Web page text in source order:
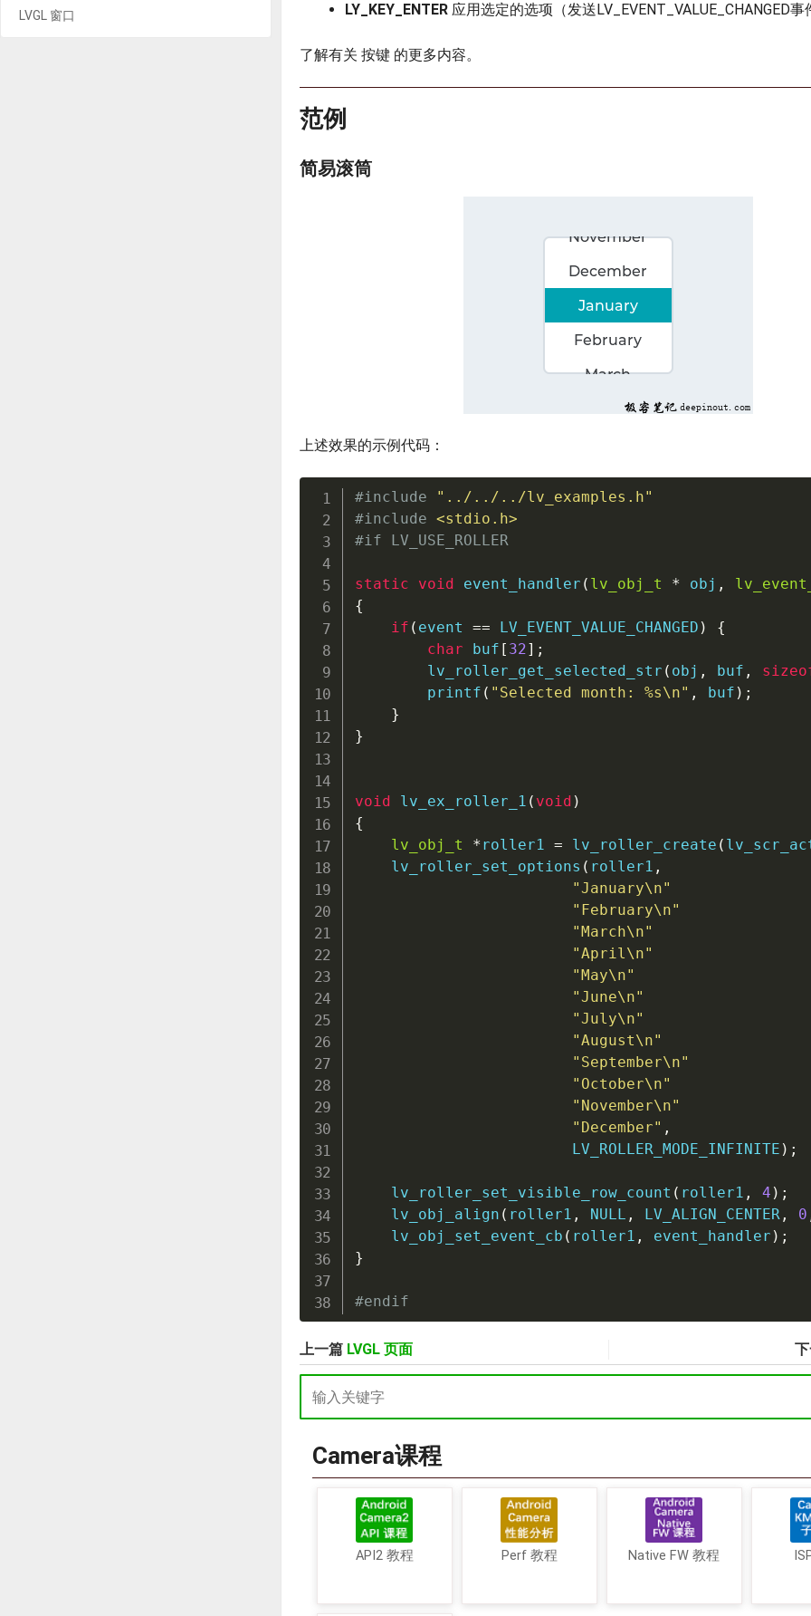
LY_KEY_ENTER 应用选定的选项（发送LV_EVENT_VALUE_CHANGED事
了解有关 按键 的更多内容。
范例
简易滚筒
上述效果的示例代码：
#include
"../../../lv_examples.h"
#include <stdio.h>
#if LV_USE_ROLLER
static void event_handler ( lv_obj_t * obj ,
{
if ( event == LV_EVENT_VALUE_CHANGED )
{
char buf [ 32] ;
lv_roller_get_selected_str ( obj , buf ,
printf ( "Selected month: %s\n" , buf ) ;
}
}
void lv_ex_roller_1 ( void )
{
lv_obj_t
*roller1 = lv_roller_create (
lv_roller_set_options ( roller1 ,
"January\n"
"February\n"
"March\n"
"April\n"
"May\n"
"June\n"
"July\n"
"August\n"
"September\n"
"October\n"
"November\n"
"December" ,
                        LV_ROLLER_MODE_INFINITE
) ;
lv_roller_set_visible_row_count ( roller1 , 4 ) ;
lv_obj_align ( roller1 , NULL , LV_ALIGN_CENTER, 0
lv_obj_set_event_cb ( roller1 , event_handler ) ;
}
#endif
上一篇 LVGL 页面
Camera课程
API2 教程 Perf 教程 Native FW 教程
LVGL 窗口